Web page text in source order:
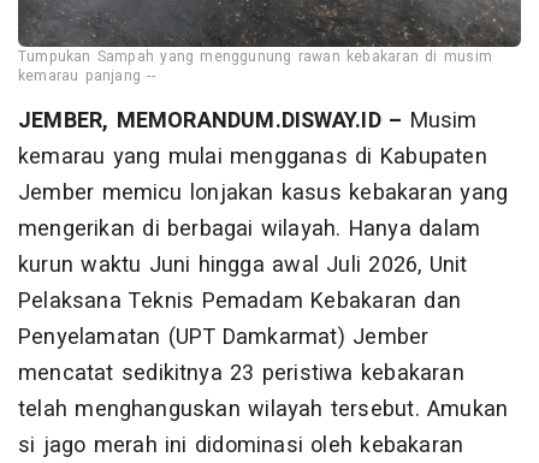
Tumpukan Sampah yang menggunung rawan kebakaran di musim
kemarau panjang --
JEMBER, MEMORANDUM.DISWAY.ID – Musim
kemarau yang mulai mengganas di Kabupaten
Jember memicu lonjakan kasus kebakaran yang
mengerikan di berbagai wilayah. Hanya dalam
kurun waktu Juni hingga awal Juli 2026, Unit
Pelaksana Teknis Pemadam Kebakaran dan
Penyelamatan (UPT Damkarmat) Jember
mencatat sedikitnya 23 peristiwa kebakaran
telah menghanguskan wilayah tersebut. Amukan
si jago merah ini didominasi oleh kebakaran